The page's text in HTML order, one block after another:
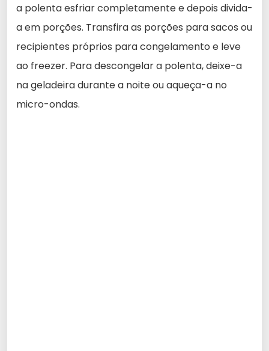
a polenta esfriar completamente e depois divida-
a em porções. Transfira as porções para sacos ou
recipientes próprios para congelamento e leve
ao freezer. Para descongelar a polenta, deixe-a
na geladeira durante a noite ou aqueça-a no
micro-ondas.